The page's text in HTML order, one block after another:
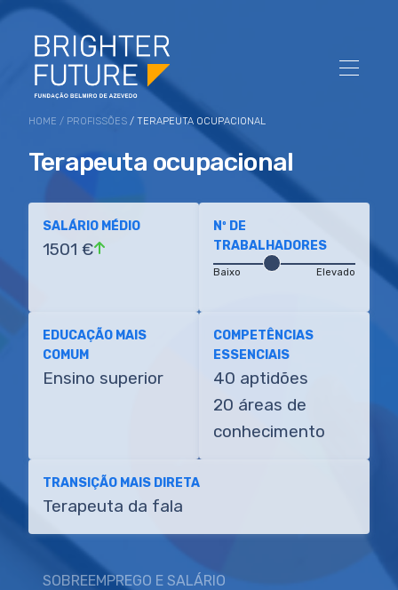
HOME / PROFISSÕES / TERAPEUTA OCUPACIONAL
Terapeuta ocupacional
SALÁRIO MÉDIO
1501 €
Nº DE
TRABALHADORES
Baixo Elevado
EDUCAÇÃO MAIS
COMUM
Ensino superior
COMPETÊNCIAS
ESSENCIAIS
40 aptidões
20 áreas de
conhecimento
TRANSIÇÃO MAIS DIRETA
Terapeuta da fala
SOBREEMPREGO E SALÁRIO